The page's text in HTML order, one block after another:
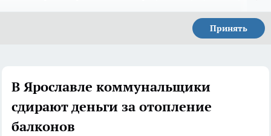
Принять
В Ярославле коммунальщики
сдирают деньги за отопление
балконов